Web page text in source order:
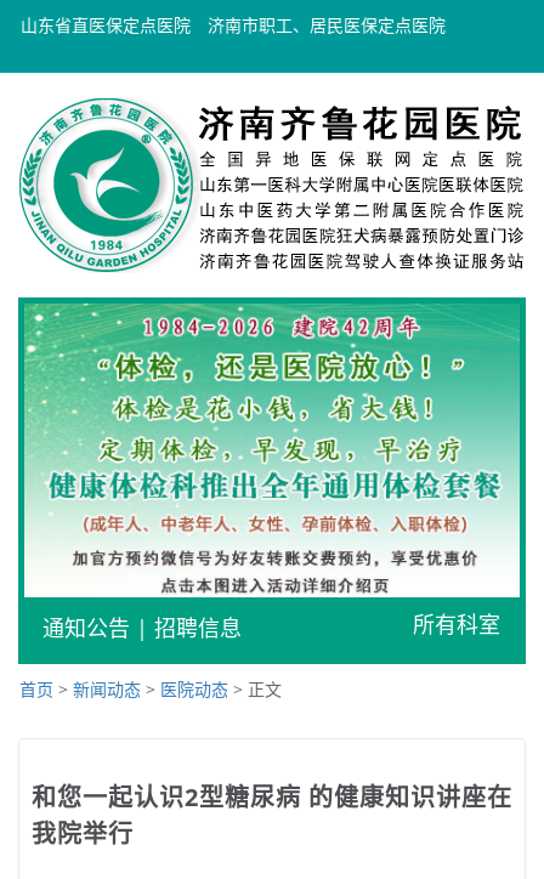
山东省直医保定点医院 济南市职工、居民医保定点医院
所有科室
通知公告 | 招聘信息
首页 > 新闻动态 > 医院动态 > 正文
和您一起认识2型糖尿病 的健康知识讲座在
我院举行